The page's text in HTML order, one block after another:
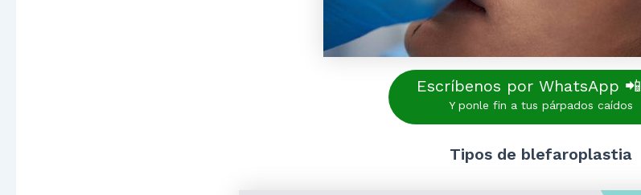
Escríbenos por WhatsApp 📲
Y ponle fin a tus párpados caídos
Tipos de blefaroplastia